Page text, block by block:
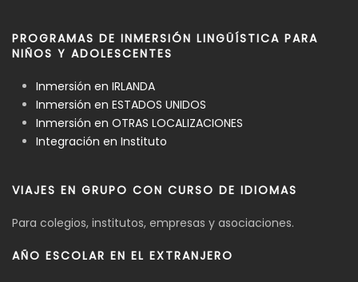
PROGRAMAS DE INMERSIÓN LINGÜÍSTICA PARA
NIÑOS Y ADOLESCENTES
Inmersión en IRLANDA
Inmersión en ESTADOS UNIDOS
Inmersión en OTRAS LOCALIZACIONES
Integración en Instituto
VIAJES EN GRUPO CON CURSO DE IDIOMAS
Para colegios, institutos, empresas y asociaciones.
AÑO ESCOLAR EN EL EXTRANJERO